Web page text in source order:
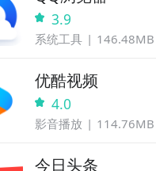
3.9
系统工具 146.48MB
优酷视频
4.0
影音播放 114.76MB
今日头条